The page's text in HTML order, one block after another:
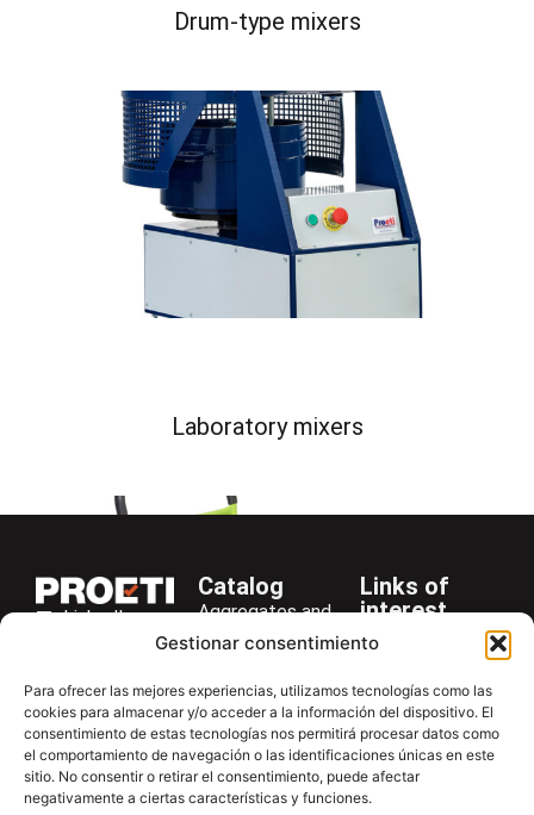
Gestionar consentimiento
Para ofrecer las mejores experiencias, utilizamos tecnologías como las
cookies para almacenar y/o acceder a la información del dispositivo. El
consentimiento de estas tecnologías nos permitirá procesar datos como
el comportamiento de navegación o las identificaciones únicas en este
sitio. No consentir o retirar el consentimiento, puede afectar
negativamente a ciertas características y funciones.
Drum-type mixers
Laboratory mixers
LinkedIn
+34 916 28
29 40
proetisa@proetisa.com
Ctra de
Algete, Av
Catalog
Aggregates and
Rocks
Asphalt
Cements
Concrete
Soils
Links of
interest
Company
News
Newsletter
Download
Contac